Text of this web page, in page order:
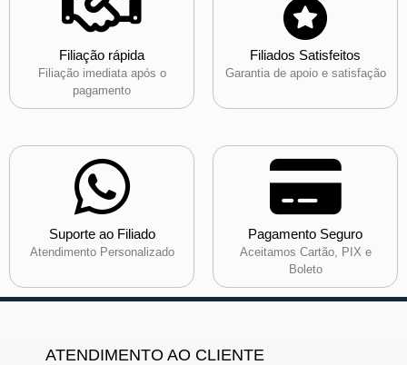
Filiação rápida
Filiação imediata após o
pagamento
Filiados Satisfeitos
Garantia de apoio e satisfação
Suporte ao Filiado
Atendimento Personalizado
Pagamento Seguro
Aceitamos Cartão, PIX e
Boleto
ATENDIMENTO AO CLIENTE